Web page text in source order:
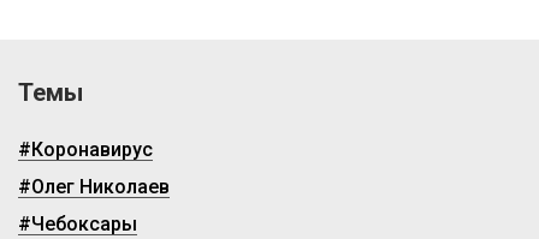
Темы
#Коронавирус
#Олег Николаев
#Чебоксары